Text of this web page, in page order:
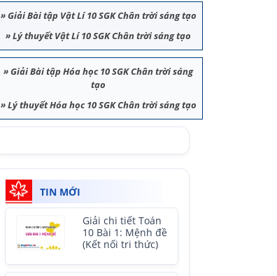
»Giải Bài tập Vật Lí 10 SGK Chân trời sáng tạo
»Lý thuyết Vật Lí 10 SGK Chân trời sáng tạo
»Giải Bài tập Hóa học 10 SGK Chân trời sáng
tạo
»Lý thuyết Hóa học 10 SGK Chân trời sáng tạo
TIN MỚI
Giải chi tiết Toán
10 Bài 1: Mệnh đề
(Kết nối tri thức)